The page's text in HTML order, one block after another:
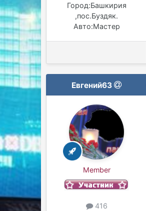
Город:Башкирия
,пос.Буздяк.
Авто:Мастер
Евгений63
Member
416